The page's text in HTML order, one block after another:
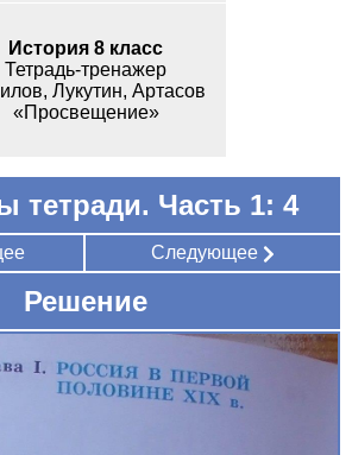
История 8 класс
Тетрадь-тренажер
Лукутин, Артасов
«Просвещение»
тетради. Часть 1: 4
Следующее
Решение